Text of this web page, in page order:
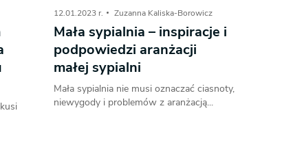
12.01.2023 r. Zuzanna Kaliska-Borowicz
Mała sypialnia – inspiracje i
podpowiedzi aranżacji
małej sypialni
Mała sypialnia nie musi oznaczać ciasnoty,
niewygody i problemów z aranżacją...